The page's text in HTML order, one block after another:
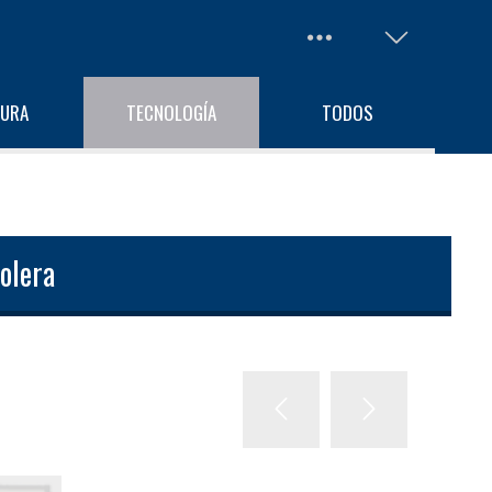
TECNOLOGÍA TODOS